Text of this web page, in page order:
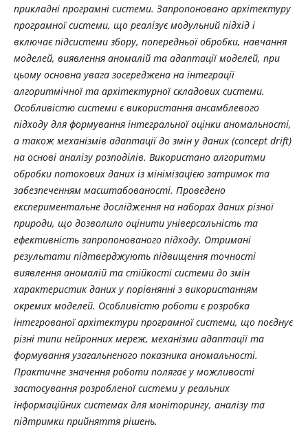
прикладні програмні системи. Запропоновано архітектуру
програмної системи, що реалізує модульний підхід і
включає підсистеми збору, попередньої обробки, навчання
моделей, виявлення аномалій та адаптації моделей, при
цьому основна увага зосереджена на інтеграції
алгоритмічної та архітектурної складових системи.
Особливістю системи є використання ансамблевого
підходу для формування інтегральної оцінки аномальності,
а також механізмів адаптації до змін у даних (concept drift)
на основі аналізу розподілів. Використано алгоритми
обробки потокових даних із мінімізацією затримок та
забезпеченням масштабованості. Проведено
експериментальне дослідження на наборах даних різної
природи, що дозволило оцінити універсальність та
ефективність запропонованого підходу. Отримані
результати підтверджують підвищення точності
виявлення аномалій та стійкості системи до змін
характеристик даних у порівнянні з використанням
окремих моделей. Особливістю роботи є розробка
інтегрованої архітектури програмної системи, що поєднує
різні типи нейронних мереж, механізми адаптації та
формування узагальненого показника аномальності.
Практичне значення роботи полягає у можливості
застосування розробленої системи у реальних
інформаційних системах для моніторингу, аналізу та
підтримки прийняття рішень.